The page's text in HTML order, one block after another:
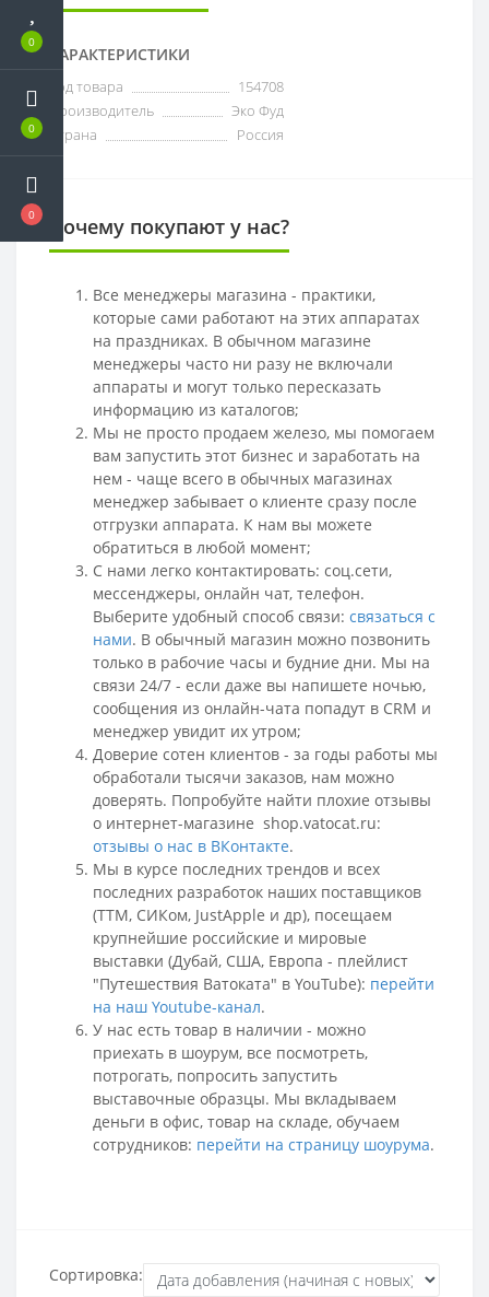
0
0
0
ХАРАКТЕРИСТИКИ
Код товара
154708
Производитель
Эко Фуд
Страна
Россия
Почему покупают у нас?
Все менеджеры магазина - практики,
которые сами работают на этих аппаратах
на праздниках. В обычном магазине
менеджеры часто ни разу не включали
аппараты и могут только пересказать
информацию из каталогов;
Мы не просто продаем железо, мы помогаем
вам запустить этот бизнес и заработать на
нем - чаще всего в обычных магазинах
менеджер забывает о клиенте сразу после
отгрузки аппарата. К нам вы можете
обратиться в любой момент;
С нами легко контактировать: соц.сети,
мессенджеры, онлайн чат, телефон.
Выберите удобный способ связи: связаться с
нами. В обычный магазин можно позвонить
только в рабочие часы и будние дни. Мы на
связи 24/7 - если даже вы напишете ночью,
сообщения из онлайн-чата попадут в CRM и
менеджер увидит их утром;
Доверие сотен клиентов - за годы работы мы
обработали тысячи заказов, нам можно
доверять. Попробуйте найти плохие отзывы
о интернет-магазине shop.vatocat.ru:
отзывы о нас в ВКонтакте.
Мы в курсе последних трендов и всех
последних разработок наших поставщиков
(ТТМ, СИКом, JustApple и др), посещаем
крупнейшие российские и мировые
выставки (Дубай, США, Европа - плейлист
"Путешествия Ватоката" в YouTube): перейти
на наш Youtube-канал.
У нас есть товар в наличии - можно
приехать в шоурум, все посмотреть,
потрогать, попросить запустить
выставочные образцы. Мы вкладываем
деньги в офис, товар на складе, обучаем
сотрудников: перейти на страницу шоурума.
Сортировка: